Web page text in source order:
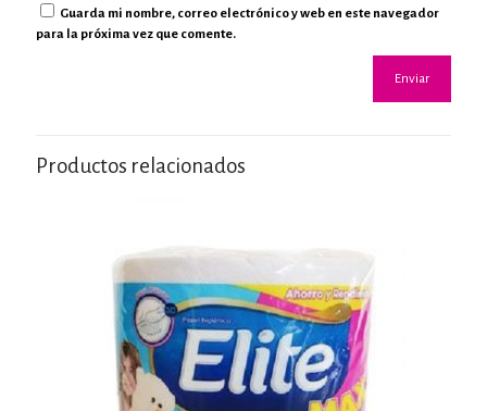
Guarda mi nombre, correo electrónico y web en este navegador
para la próxima vez que comente.
Productos relacionados